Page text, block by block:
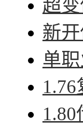
超
新
单
1.80